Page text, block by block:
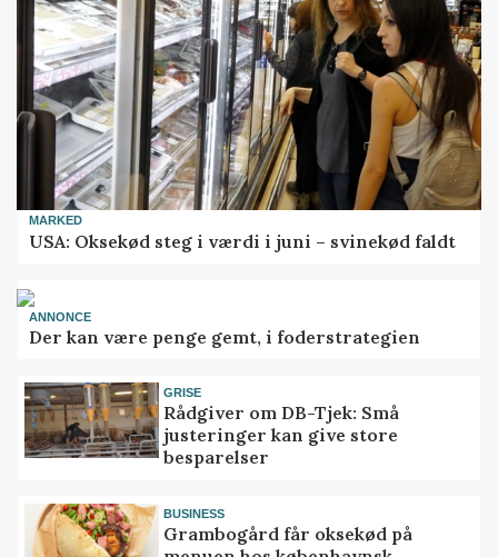
MARKED
USA: Oksekød steg i værdi i juni – svinekød faldt
ANNONCE
Der kan være penge gemt, i foderstrategien
GRISE
Rådgiver om DB-Tjek: Små
justeringer kan give store
besparelser
BUSINESS
Grambogård får oksekød på